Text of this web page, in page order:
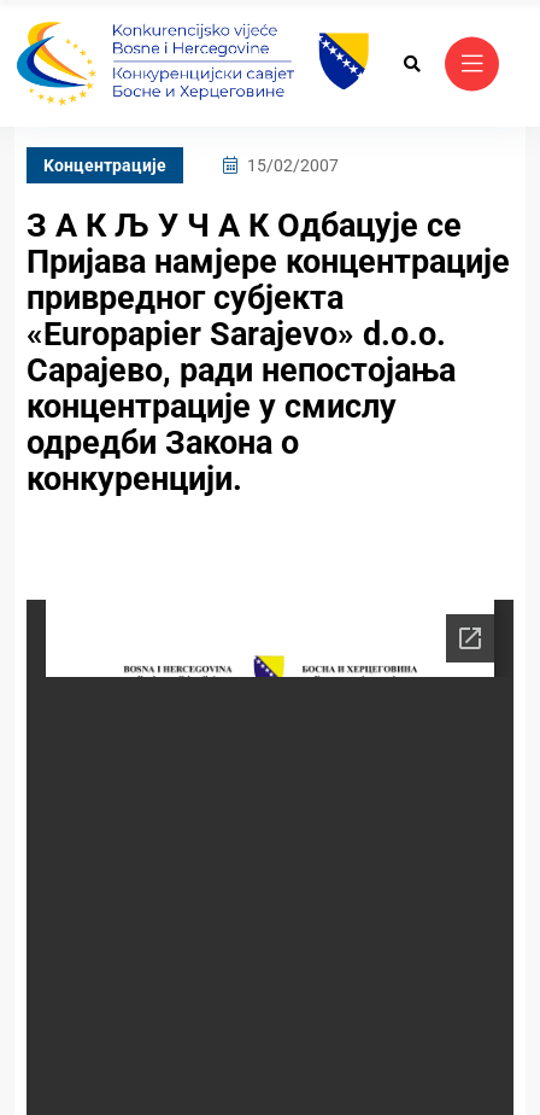
Kонцентрације 15/02/2007
З А К Љ У Ч А К Одбацује се
Пријава намјере концентрације
привредног субјекта
«Europapier Sarajevo» d.o.o.
Сарајево, ради непостојања
концентрације у смислу
одредби Закона о
конкуренцији.